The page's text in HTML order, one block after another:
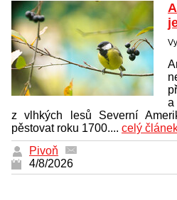
z vlhkých lesů Severní
pěstovat roku 1700.... celý
Pivoň
4/8/2026